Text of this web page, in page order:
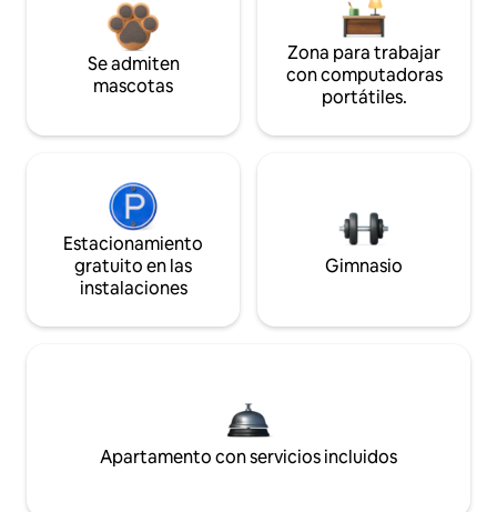
Se admiten
mascotas
Zona para trabajar
con computadoras
portátiles.
Estacionamiento
gratuito en las
instalaciones
Gimnasio
Apartamento con servicios incluidos